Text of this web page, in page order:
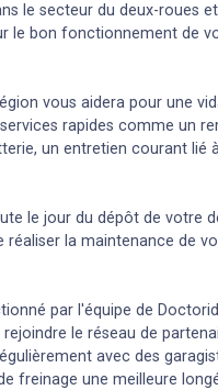
le secteur du deux-roues
le bon fonctionnement de
vous aidera pour une
rapides comme un
un entretien courant lié
le jour du dépôt de votre
réaliser la maintenance de
par l'équipe de
le réseau de
avec des
freinage une meilleure